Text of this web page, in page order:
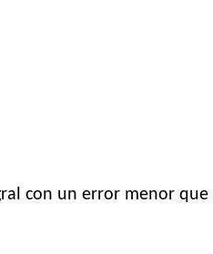
con un error menor que